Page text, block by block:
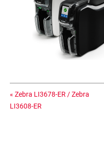
« Zebra LI3678-ER / Zebra
LI3608-ER